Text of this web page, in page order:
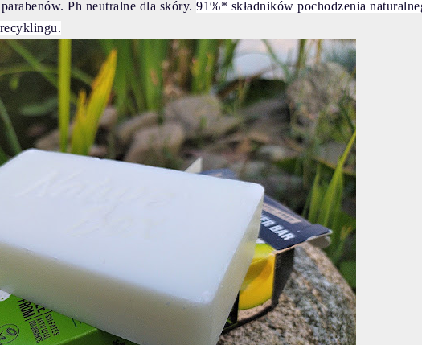
Ph neutralne dla skóry. 91%* składników pochodzenia